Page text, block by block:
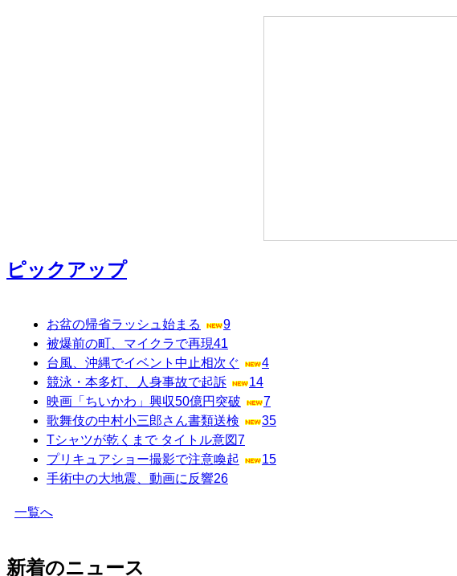
ピックアップ
お盆の帰省ラッシュ始まる
9
被爆前の町、マイクラで再現41
台風、沖縄でイベント中止相次ぐ
4
競泳・本多灯、人身事故で起訴
14
映画「ちいかわ」興収50億円突破
7
歌舞伎の中村小三郎さん書類送検
35
Tシャツが乾くまで タイトル意図7
プリキュアショー撮影で注意喚起
15
手術中の大地震、動画に反響26
一覧へ
新着のニュース